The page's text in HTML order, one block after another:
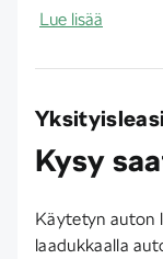
Lue lisää
Kysy
Käytetyn auton
laadukkaalla